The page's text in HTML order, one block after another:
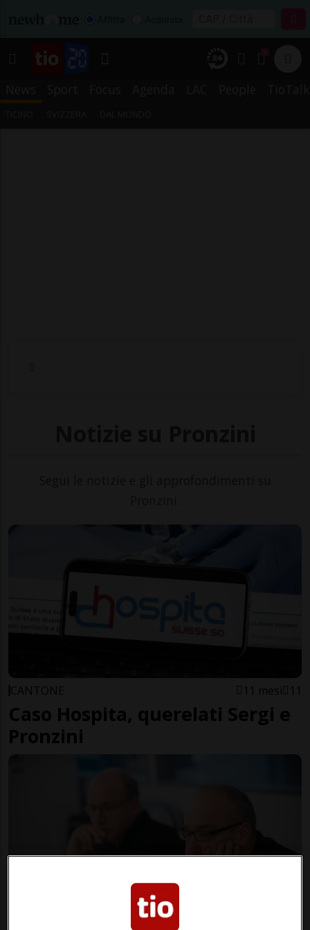
CANTONE 11 mesi 11
Caso Hospita, querelati Sergi e
Pronzini
GIUSEPPE SERGI E MATTEO PRONZI